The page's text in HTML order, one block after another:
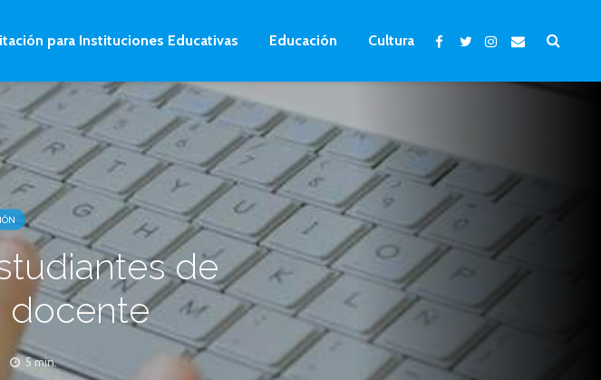
para Instituciones Educativas Educación Cultura
de
docente
5 min.